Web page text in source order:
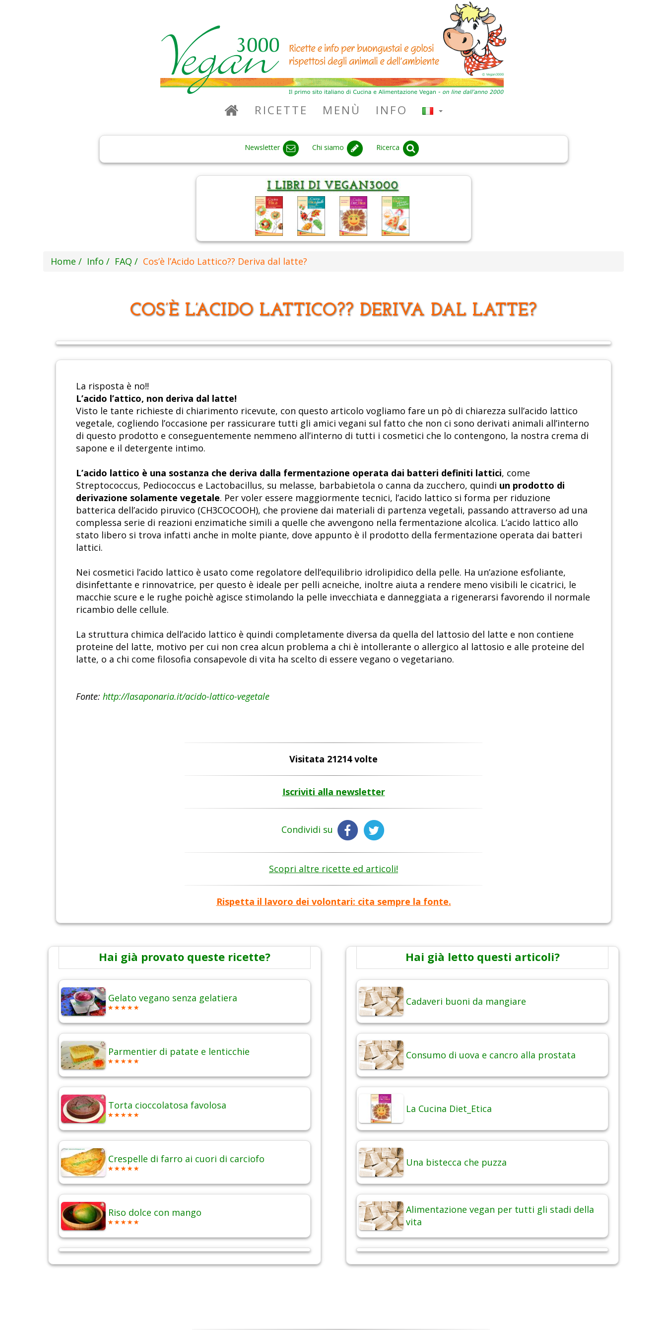
RICETTE MENÙ INFO
Newsletter Chi siamo Ricerca
Home Info FAQ Cos’è l’Acido Lattico?? Deriva dal latte?
COS’È L’ACIDO LATTICO?? DERIVA DAL LATTE?
La risposta è no!!
L’acido l’attico, non deriva dal latte!
Visto le tante richieste di chiarimento ricevute, con questo articolo vogliamo fare un pò di chiarezza sull’acido lattico
vegetale, cogliendo l’occasione per rassicurare tutti gli amici vegani sul fatto che non ci sono derivati animali all’interno
di questo prodotto e conseguentemente nemmeno all’interno di tutti i cosmetici che lo contengono, la nostra crema di
sapone e il detergente intimo.
L’acido lattico è una sostanza che deriva dalla fermentazione operata dai batteri definiti lattici, come
Streptococcus, Pediococcus e Lactobacillus, su melasse, barbabietola o canna da zucchero, quindi un prodotto di
derivazione solamente vegetale. Per voler essere maggiormente tecnici, l’acido lattico si forma per riduzione
batterica dell’acido piruvico (CH3COCOOH), che proviene dai materiali di partenza vegetali, passando attraverso ad una
complessa serie di reazioni enzimatiche simili a quelle che avvengono nella fermentazione alcolica. L’acido lattico allo
stato libero si trova infatti anche in molte piante, dove appunto è il prodotto della fermentazione operata dai batteri
lattici.
Nei cosmetici l’acido lattico è usato come regolatore dell’equilibrio idrolipidico della pelle. Ha un’azione esfoliante,
disinfettante e rinnovatrice, per questo è ideale per pelli acneiche, inoltre aiuta a rendere meno visibili le cicatrici, le
macchie scure e le rughe poichè agisce stimolando la pelle invecchiata e danneggiata a rigenerarsi favorendo il normale
ricambio delle cellule.
La struttura chimica dell’acido lattico è quindi completamente diversa da quella del lattosio del latte e non contiene
proteine del latte, motivo per cui non crea alcun problema a chi è intollerante o allergico al lattosio e alle proteine del
latte, o a chi come filosofia consapevole di vita ha scelto di essere vegano o vegetariano.
Fonte: http://lasaponaria.it/acido-lattico-vegetale
Visitata 21214 volte
Iscriviti alla newsletter
Condividi su
Scopri altre ricette ed articoli!
Rispetta il lavoro dei volontari: cita sempre la fonte.
Hai già provato queste ricette?
Gelato vegano senza gelatiera
Parmentier di patate e lenticchie
Torta cioccolatosa favolosa
Crespelle di farro ai cuori di carciofo
Riso dolce con mango
Hai già letto questi articoli?
Cadaveri buoni da mangiare
Consumo di uova e cancro alla prostata
La Cucina Diet_Etica
Una bistecca che puzza
Alimentazione vegan per tutti gli stadi della
vita